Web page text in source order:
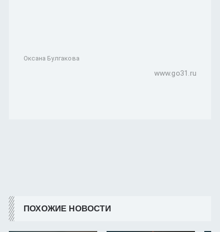
Оксана Булгакова
www.go31.ru
ПОХОЖИЕ НОВОСТИ